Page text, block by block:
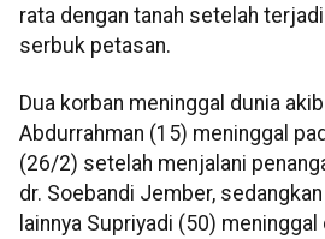
rata dengan tanah setelah
serbuk petasan.
Dua korban meninggal dunia
Abdurrahman (15) meninggal
(26/2) setelah menjalani
dr. Soebandi Jember,
lainnya Supriyadi (50)